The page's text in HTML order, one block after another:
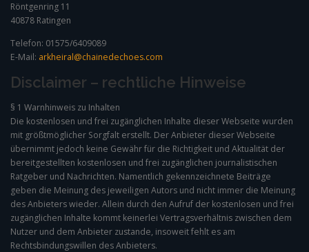
Röntgenring 11
40878 Ratingen
Telefon: 01575/6409089
E-Mail: arkheiral@chainedechoes.com
Disclaimer – rechtliche Hinweise
§ 1 Warnhinweis zu Inhalten
Die kostenlosen und frei zugänglichen Inhalte dieser Webseite wurden
mit größtmöglicher Sorgfalt erstellt. Der Anbieter dieser Webseite
übernimmt jedoch keine Gewähr für die Richtigkeit und Aktualität der
bereitgestellten kostenlosen und frei zugänglichen journalistischen
Ratgeber und Nachrichten. Namentlich gekennzeichnete Beiträge
geben die Meinung des jeweiligen Autors und nicht immer die Meinung
des Anbieters wieder. Allein durch den Aufruf der kostenlosen und frei
zugänglichen Inhalte kommt keinerlei Vertragsverhältnis zwischen dem
Nutzer und dem Anbieter zustande, insoweit fehlt es am
Rechtsbindungswillen des Anbieters.